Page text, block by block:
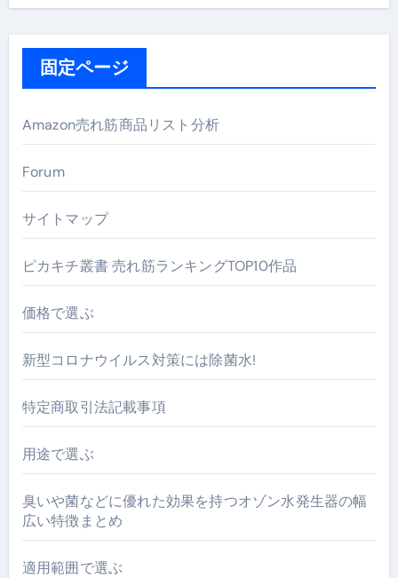
固定ページ
Amazon売れ筋商品リスト分析
Forum
サイトマップ
ピカキチ叢書 売れ筋ランキングTOP10作品
価格で選ぶ
新型コロナウイルス対策には除菌水!
特定商取引法記載事項
用途で選ぶ
臭いや菌などに優れた効果を持つオゾン水発生器の幅
広い特徴まとめ
適用範囲で選ぶ